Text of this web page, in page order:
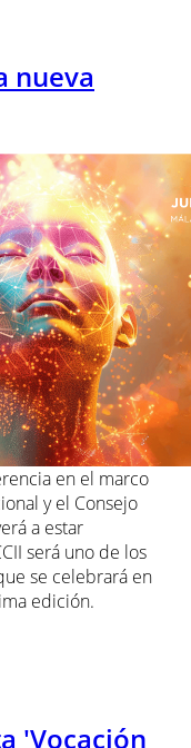
nueva
en el marco
y el Consejo
a estar
será uno de los
se celebrará en
edición.
'Vocación